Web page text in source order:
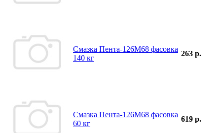
Смазка Пента-126М68 фасовка
140 кг
263 р.
Смазка Пента-126М68 фасовка
60 кг
619 р.